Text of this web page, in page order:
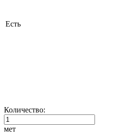
Есть
Количество:
мет